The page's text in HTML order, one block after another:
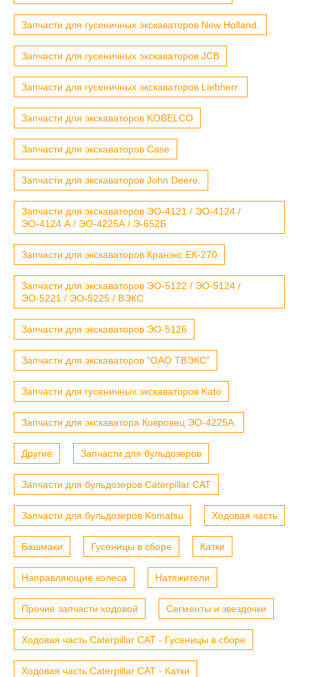
Запчасти для гусеничных экскаваторов New Holland.
Запчасти для гусеничных экскаваторов JCB
Запчасти для гусеничных экскаваторов Liebherr.
Запчасти для экскаваторов KOBELCO
Запчасти для экскаваторов Case
Запчасти для экскаваторов John Deere.
Запчасти для экскаваторов ЭО-4121 / ЭО-4124 /
ЭО-4124 А / ЭО-4225А / Э-652Б
Запчасти для экскаваторов Кранэкс ЕК-270
Запчасти для экскаваторов ЭО-5122 / ЭО-5124 /
ЭО-5221 / ЭО-5225 / ВЭКС
Запчасти для экскаваторов ЭО-5126
Запчасти для экскаваторов "ОАО ТВЭКС"
Запчасти для гусеничных экскаваторов Kato
Запчасти для экскаватора Ковровец ЭО-4225А.
Другие Запчасти для бульдозеров
Запчасти для бульдозеров Caterpillar CAT
Запчасти для бульдозеров Komatsu Ходовая часть
Башмаки Гусеницы в сборе Катки
Направляющие колеса Натяжители
Прочие запчасти ходовой Сегменты и звездочки
Ходовая часть Caterpillar CAT - Гусеницы в сборе
Ходовая часть Caterpillar CAT - Катки